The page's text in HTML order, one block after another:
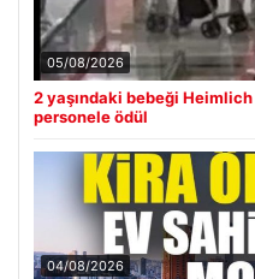
05/08/2026
2 yaşındaki bebeği
personele ödül
04/08/2026